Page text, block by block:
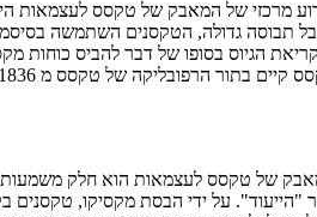
מרכזי של המאבק של טקסס לעצמאות
תבוסה גדולה, הטקסנים השתמשה
הגיוס בסופו של דבר להביס כוחות
של טקסס לעצמאות הוא חלק
"הייעוד". על ידי הבסת מקסיקו, טקסנים